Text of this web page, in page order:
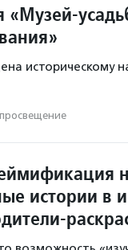
историческому
истории в